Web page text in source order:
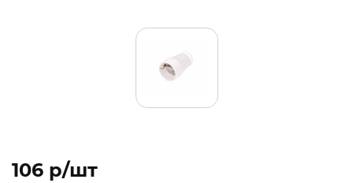
106 p/шт